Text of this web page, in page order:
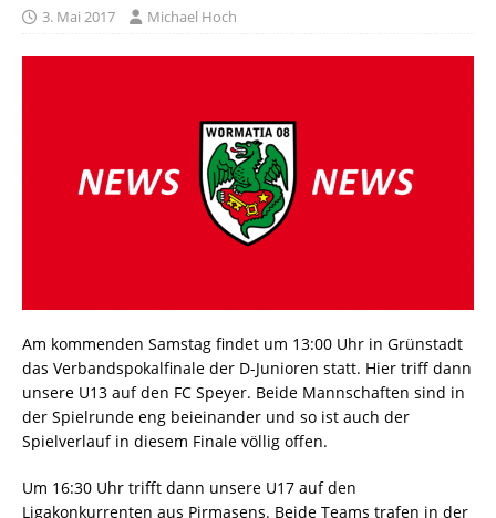
3. Mai 2017 Michael Hoch
Am kommenden Samstag findet um 13:00 Uhr in Grünstadt
das Verbandspokalfinale der D-Junioren statt. Hier triff dann
unsere U13 auf den FC Speyer. Beide Mannschaften sind in
der Spielrunde eng beieinander und so ist auch der
Spielverlauf in diesem Finale völlig offen.
Um 16:30 Uhr trifft dann unsere U17 auf den
Ligakonkurrenten aus Pirmasens. Beide Teams trafen in der